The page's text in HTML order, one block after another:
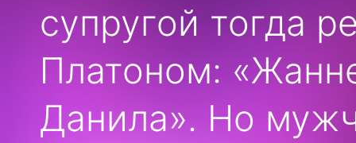
супругой тогда
Платоном:
Данила». Но